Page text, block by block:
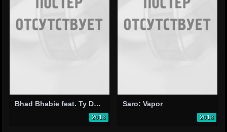
Bhad Bhabie feat. Ty Dolla $ign: Trust Me
2018
Saro: Vapor
2018